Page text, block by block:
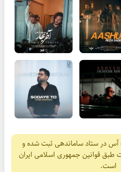
آس در ستاد ساماندهی ثبت شده و
طبق قوانین جمهوری اسلامی ایران
است.